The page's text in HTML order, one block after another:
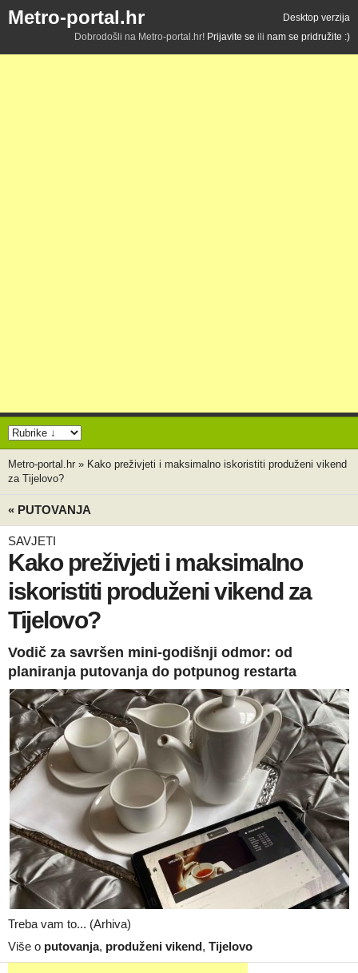
Metro-portal.hr
Desktop verzija
Dobrodošli na Metro-portal.hr! Prijavite se ili nam se pridružite :)
Metro-portal.hr » Kako preživjeti i maksimalno iskoristiti produženi vikend
za Tijelovo?
« PUTOVANJA
SAVJETI
Kako preživjeti i maksimalno
iskoristiti produženi vikend za
Tijelovo?
Vodič za savršen mini-godišnji odmor: od
planiranja putovanja do potpunog restarta
Treba vam to... (Arhiva)
Više o putovanja, produženi vikend, Tijelovo